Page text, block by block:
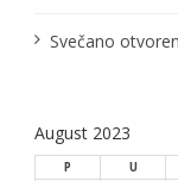
Svečano
August 2023
P U